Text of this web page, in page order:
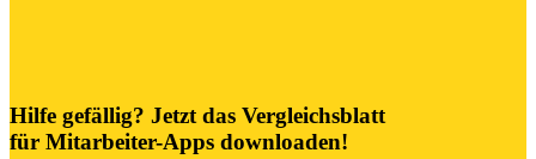
Hilfe gefällig? Jetzt das Vergleichsblatt
für Mitarbeiter-Apps downloaden!